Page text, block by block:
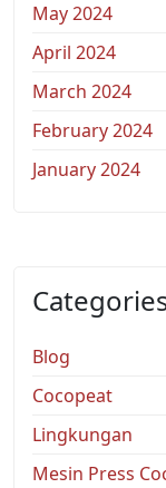
May 2024
April 2024
March 2024
February 2024
January 2024
Blog
Cocopeat
Lingkungan
Mesin Press